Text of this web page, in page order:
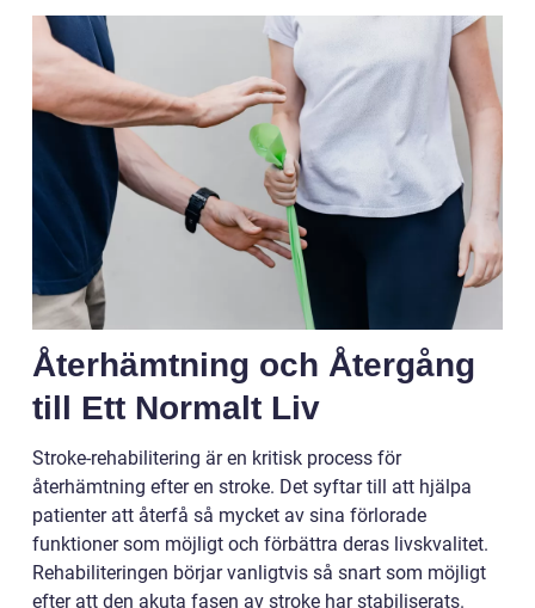
Återhämtning och Återgång
till Ett Normalt Liv
Stroke-rehabilitering är en kritisk process för
återhämtning efter en stroke. Det syftar till att hjälpa
patienter att återfå så mycket av sina förlorade
funktioner som möjligt och förbättra deras livskvalitet.
Rehabiliteringen börjar vanligtvis så snart som möjligt
efter att den akuta fasen av stroke har stabiliserats.